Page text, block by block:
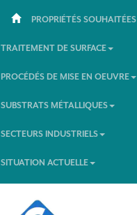
PROPRIÉTÉS SOUHAITÉES
TRAITEMENT DE SURFACE
PROCÉDÉS DE MISE EN OEUVRE
SUBSTRATS MÉTALLIQUES
SECTEURS INDUSTRIELS
SITUATION ACTUELLE